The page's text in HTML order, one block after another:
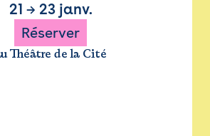
21 → 23 janv.
Réserver
Théâtre de la Cité